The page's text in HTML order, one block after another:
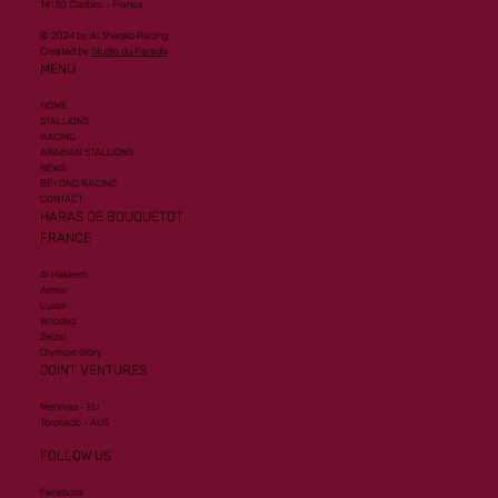
14130 Clarbec - France
© 2024 by Al Shaqab Racing.
Created by Studio du Paradis
MENU
HOME
STALLIONS
RACING
ARABIAN STALLIONS
NEWS
BEYOND RACING
CONTACT
HARAS DE BOUQUETOT
FRANCE
Al Hakeem
Armor
Lusail
Wooded
Zelzal
Olympic Glory
JOINT VENTURES
Mehmas - EU
Toronado - AUS
FOLLOW US
Facebook